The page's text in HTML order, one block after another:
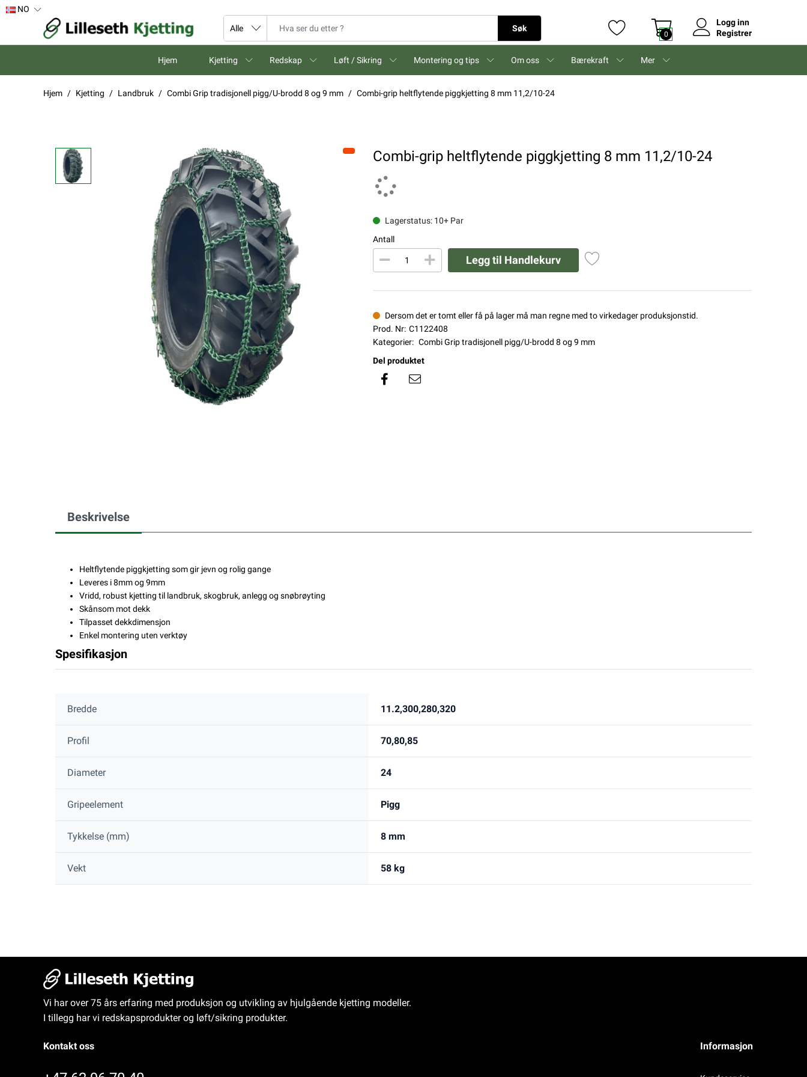
NO
Søk
0
Logg inn
Registrer
Hjem Kjetting Redskap Løft / Sikring Montering og tips Om oss Bærekraft Mer
Hjem Kjetting Landbruk Combi Grip tradisjonell pigg/U-brodd 8 og 9 mm Combi-grip heltflytende piggkjetting 8 mm 11,2/10-24
Combi-grip heltflytende piggkjetting 8 mm 11,2/10-24
Lagerstatus: 10+ Par
Antall
Legg til Handlekurv
Dersom det er tomt eller få på lager må man regne med to virkedager produksjonstid.
Prod. Nr: C1122408
Kategorier: Combi Grip tradisjonell pigg/U-brodd 8 og 9 mm
Del produktet
Beskrivelse
Heltflytende piggkjetting som gir jevn og rolig gange
Leveres i 8mm og 9mm
Vridd, robust kjetting til landbruk, skogbruk, anlegg og snøbrøyting
Skånsom mot dekk
Tilpasset dekkdimensjon
Enkel montering uten verktøy
Spesifikasjon
Bredde 11.2,300,280,320
Profil 70,80,85
Diameter 24
Gripeelement Pigg
Tykkelse (mm) 8 mm
Vekt 58 kg
Vi har over 75 års erfaring med produksjon og utvikling av hjulgående kjetting modeller.
I tillegg har vi redskapsprodukter og løft/sikring produkter.
Kontakt oss Informasjon